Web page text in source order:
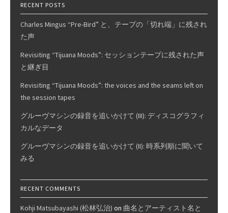
George
Wettling
RECENT POSTS
Charles Mingus “Pre-Bird” と、テープの「切れ端」に残され
た声
Revisiting “Tijuana Moods”: セッションテープに残された声
と継ぎ目
Revisiting “Tijuana Moods”: the voices and the seams left on
the session tapes
グルーヴマシンの録音を追いかけて (III): ディスコグラフィ
カルなデータ
グルーヴマシンの録音を追いかけて (II): 時系列順に聞いて
みる
RECENT COMMENTS
Kohji Matsubayashi (松林弘治) on 曲名とアーティスト名と